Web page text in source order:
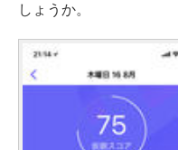
しょうか。